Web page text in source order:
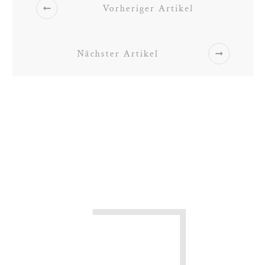
Vorheriger Artikel
Nächster Artikel